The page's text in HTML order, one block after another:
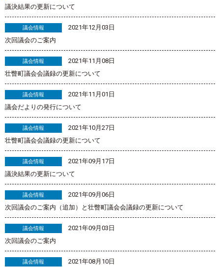
議決結果の更新について
議会情報
2021年12月03日
次回議会のご案内
議会情報
2021年11月08日
壮瞥町議会会議録の更新について
議会情報
2021年11月01日
議会だよりの発行について
議会情報
2021年10月27日
壮瞥町議会会議録の更新について
議会情報
2021年09月17日
議決結果の更新について
議会情報
2021年09月06日
次回議会のご案内（追加）と壮瞥町議会会議録の更新について
議会情報
2021年09月03日
次回議会のご案内
議会情報
2021年08月10日